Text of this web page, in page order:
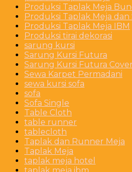
Produksi Taplak Meja
Produksi Taplak Meja
Produksi Taplak Meja IBM
Produksi tirai dekorasi
sarung kursi
Sarung Kursi Futura
Sarung Kursi Futura
Sewa Karpet Permadani
sewa kursi sofa
sofa
Sofa Single
Table Cloth
table runner
tablecloth
Taplak dan Runner Meja
Taplak Meja
taplak meja hotel